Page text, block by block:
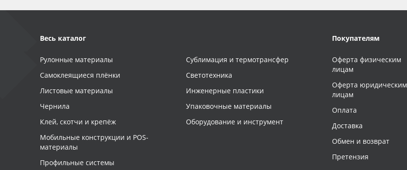
Весь каталог
Рулонные материалы
Самоклеящиеся плёнки
Листовые материалы
Чернила
Клей, скотчи и крепёж
Мобильные конструкции и POS-
материалы
Профильные системы
Сублимация и термотрансфер
Светотехника
Инженерные пластики
Упаковочные материалы
Оборудование и инструмент
Покупателям
Оферта физическим
лицам
Оферта юридическим
лицам
Оплата
Доставка
Обмен и возврат
Претензия